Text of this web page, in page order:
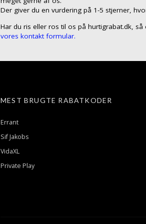
Der giver du en vurdering på 1-5 stjerner,
Har du ris eller ros til os på hurtigrabat.dk,
vores kontakt formular.
MEST BRUGTE RABATKODER
Errant
Sif Jakobs
VidaXL
Private Play